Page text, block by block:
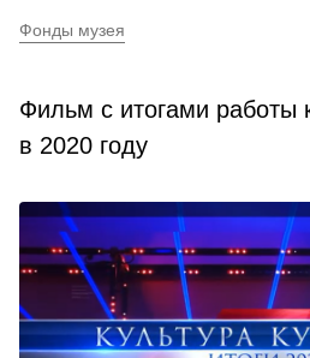
Фонды музея
Фильм с итогами работы
в 2020 году